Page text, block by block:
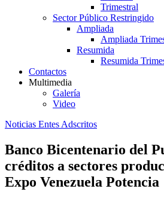
Trimestral
Sector Público Restringido
Ampliada
Ampliada
Resumida
Resumida
Contactos
Multimedia
Galería
Video
Noticias Entes Adscritos
Banco Bicentenario del
créditos a sectores
Expo Venezuela Potencia